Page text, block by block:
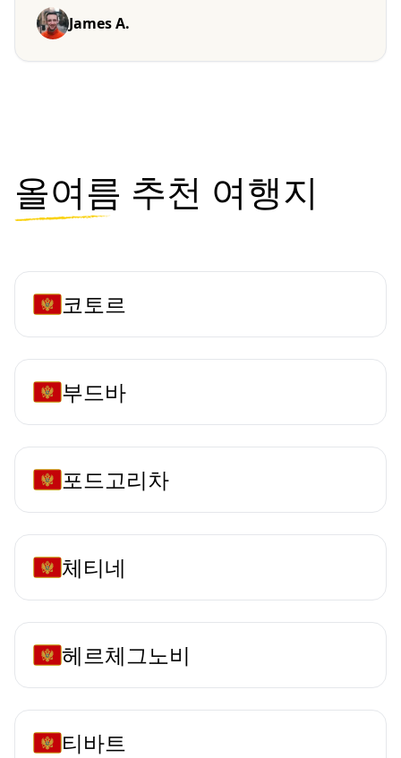
James A.
올여름 추천 여행지
코토르
부드바
포드고리차
체티네
헤르체그노비
티바트